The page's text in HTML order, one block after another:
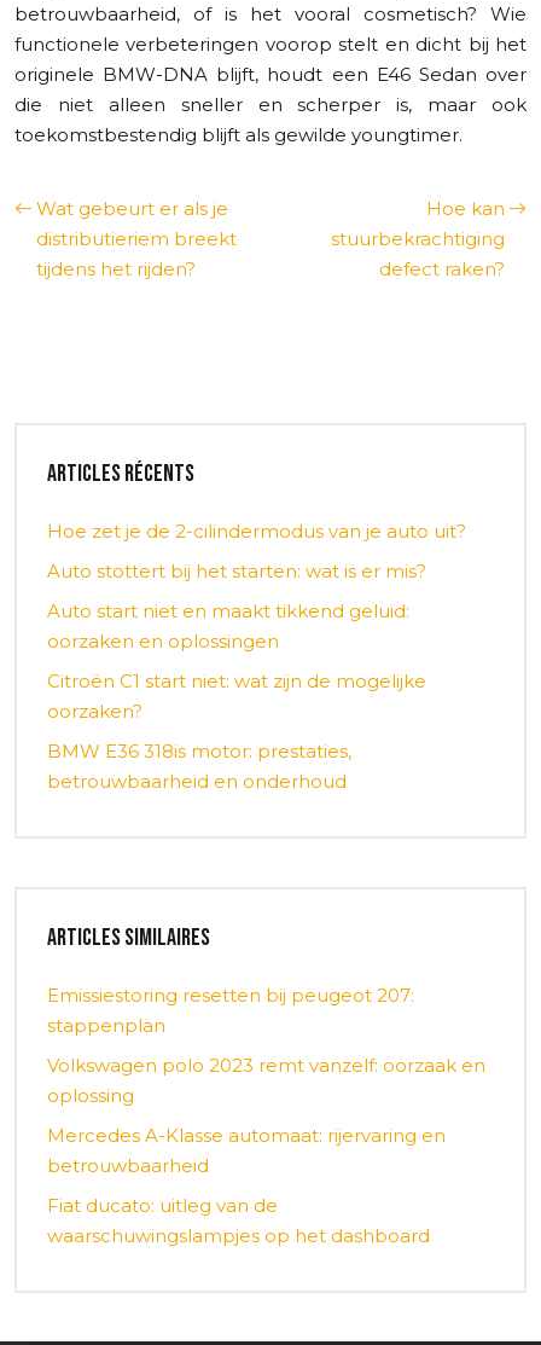
betrouwbaarheid, of is het vooral cosmetisch? Wie
functionele verbeteringen voorop stelt en dicht bij het
originele BMW-DNA blijft, houdt een E46 Sedan over
die niet alleen sneller en scherper is, maar ook
toekomstbestendig blijft als gewilde youngtimer.
Wat gebeurt er als je
distributieriem breekt
tijdens het rijden?
Hoe kan
stuurbekrachtiging
defect raken?
Articles récents
Hoe zet je de 2-cilindermodus van je auto uit?
Auto stottert bij het starten: wat is er mis?
Auto start niet en maakt tikkend geluid:
oorzaken en oplossingen
Citroën C1 start niet: wat zijn de mogelijke
oorzaken?
BMW E36 318is motor: prestaties,
betrouwbaarheid en onderhoud
Articles similaires
Emissiestoring resetten bij peugeot 207:
stappenplan
Volkswagen polo 2023 remt vanzelf: oorzaak en
oplossing
Mercedes A-Klasse automaat: rijervaring en
betrouwbaarheid
Fiat ducato: uitleg van de
waarschuwingslampjes op het dashboard